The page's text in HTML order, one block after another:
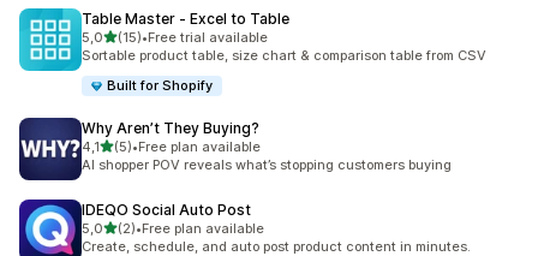
Table Master ‑ Excel to Table
5,05 yıldız üzerinden
(15)
toplam 15 değerlendirme
•Free trial available
Sortable product table, size chart & comparison table from CSV
Built for Shopify
Why Aren’t They Buying?
4,15 yıldız üzerinden
(5)
toplam 5 değerlendirme
•Free plan available
AI shopper POV reveals what’s stopping customers buying
IDEQO Social Auto Post
5,05 yıldız üzerinden
(2)
toplam 2 değerlendirme
•Free plan available
Create, schedule, and auto post product content in minutes.